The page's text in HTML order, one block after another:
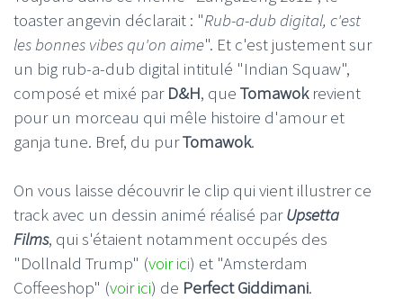
toaster angevin déclarait : "Rub-a-dub digital, c'est
les bonnes vibes qu'on aime". Et c'est justement sur
un big rub-a-dub digital intitulé "Indian Squaw",
composé et mixé par D&H, que Tomawokrevient
pour un morceau qui mêle histoire d'amour et
ganja tune. Bref, du purTomawok.
On vous laisse découvrir le clip qui vient illustrer ce
track avec un dessin animé réalisé parUpsetta
Films, qui s'étaient notamment occupés des
"Dollnald Trump" (voir ici) et "Amsterdam
Coffeeshop" (voir ici) de Perfect Giddimani.